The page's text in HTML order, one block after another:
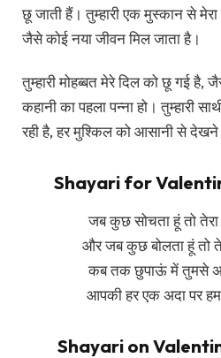
छू जाती हैं। तुम्हारी एक मुस्कान से
जैसे कोई नया जीवन मिल जाता है।
तुम्हारी मोहब्बत मेरे दिल को छू गई
कहानी का पहला पन्ना हो। तुम्हारी
रही है, हर मुश्किल को आसानी से देखने
Shayari for
जब कुछ सोचता हूं तो
और जब कुछ बोलता हूं तो
कब तक छुपाऊं में तुमसे
आपकी हर एक अदा पर
Shayari on